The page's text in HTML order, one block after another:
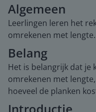
Algemeen
Leerlingen leren het
omrekenen met lengte.
Belang
Het is belangrijk dat je
omrekenen met
hoeveel de planken